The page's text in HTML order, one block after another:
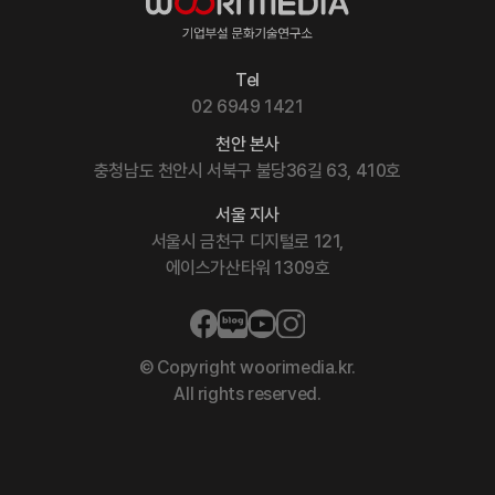
천안 본사
충청남도 천안시 서북구 불당36길 63, 410호
Tel
02 6949 1421
서울 지사
서울시 금천구 디지털로 121,
에이스가산타워 1309호
© Copyright woorimedia.kr.
All rights reserved.